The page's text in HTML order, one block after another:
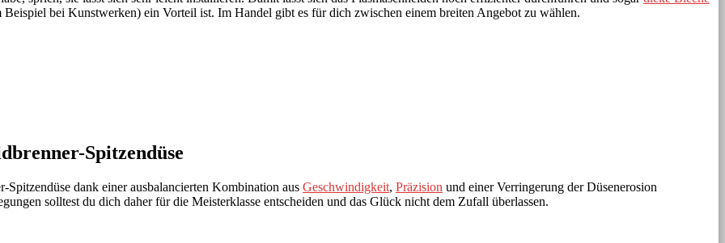
bei Kunstwerken) ein Vorteil ist. Im Handel gibt es für dich zwischen einem breiten Angebot zu wählen.
Spitzendüse
Spitzendüse dank einer ausbalancierten Kombination aus Geschwindigkeit, Präzision und einer Verringerung der Düsenerosion
solltest du dich daher für die Meisterklasse entscheiden und das Glück nicht dem Zufall überlassen.